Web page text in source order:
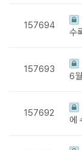
157694
수
157693
6
157692
에